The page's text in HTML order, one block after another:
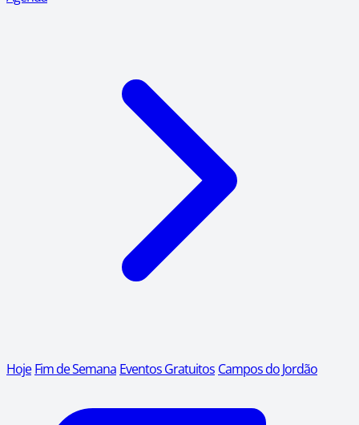
Hoje Fim de Semana Eventos Gratuitos Campos do Jordão